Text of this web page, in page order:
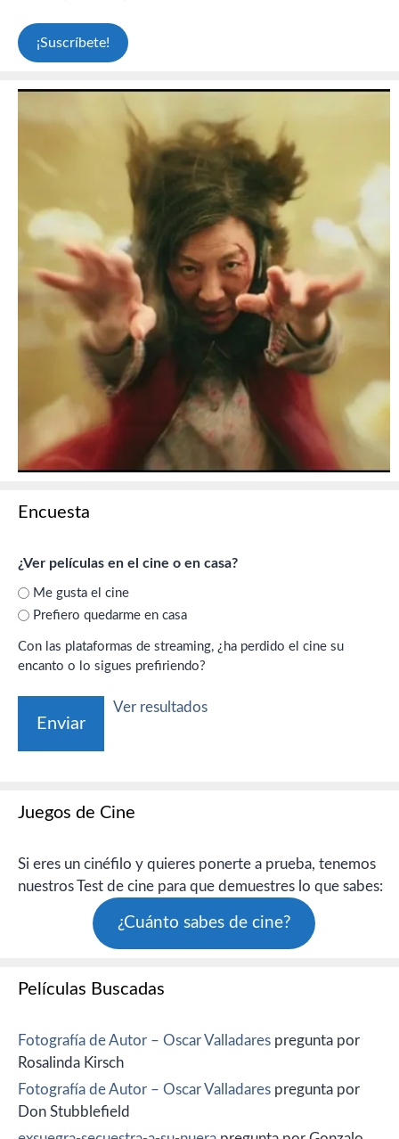
Encuesta
¿Ver películas en el cine o en casa?
Me gusta el cine
Prefiero quedarme en casa
Con las plataformas de streaming, ¿ha perdido el cine su
encanto o lo sigues prefiriendo?
Ver resultados
Juegos de Cine
Si eres un cinéfilo y quieres ponerte a prueba, tenemos
nuestros Test de cine para que demuestres lo que sabes:
¿Cuánto sabes de cine?
Películas Buscadas
Fotografía de Autor – Oscar Valladares pregunta por
Rosalinda Kirsch
Fotografía de Autor – Oscar Valladares pregunta por
Don Stubblefield